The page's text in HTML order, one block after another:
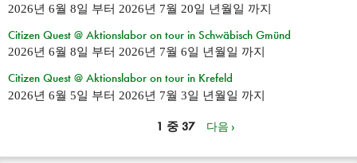
2026년 6월 8일 부터 2026년 7월 20일 년월일 까지
Citizen Quest @ Aktionslabor on tour in Schwäbisch Gmünd
2026년 6월 8일 부터 2026년 7월 6일 년월일 까지
Citizen Quest @ Aktionslabor on tour in Krefeld
2026년 6월 5일 부터 2026년 7월 3일 년월일 까지
1 중 37 다음 ›